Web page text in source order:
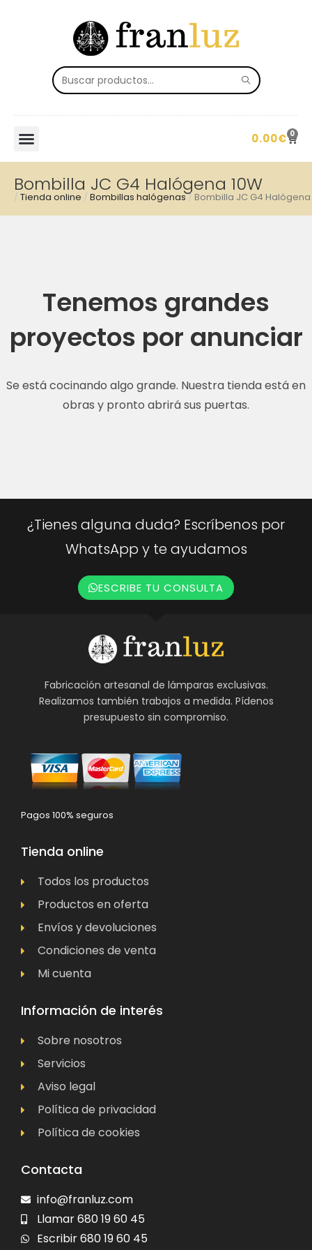
0.00€ 0
Bombilla JC G4 Halógena 10W
/ Tienda online / Bombillas halógenas/ Bombilla JC G4 Halógena
Tenemos grandes
proyectos por anunciar
Se está cocinando algo grande. Nuestra tienda está en
obras y pronto abrirá sus puertas.
¿Tienes alguna duda? Escríbenos por
WhatsApp y te ayudamos
ESCRIBE TU CONSULTA
Fabricación artesanal de lámparas exclusivas.
Realizamos también trabajos a medida. Pídenos
presupuesto sin compromiso.
Pagos 100% seguros
Tienda online
Todos los productos
Productos en oferta
Envíos y devoluciones
Condiciones de venta
Mi cuenta
Información de interés
Sobre nosotros
Servicios
Aviso legal
Política de privacidad
Política de cookies
Contacta
info@franluz.com
Llamar 680 19 60 45
Escribir 680 19 60 45